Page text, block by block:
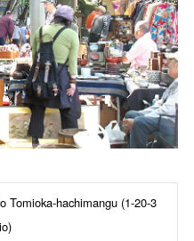
Tomioka-hachimangu (1-20-3